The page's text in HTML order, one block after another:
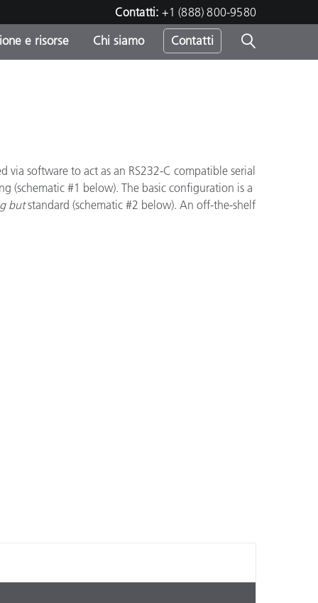
Contatti: +1 (888) 800-9580
e risorse Chi siamo Contatti
via software to act as an RS232-C compatible serial
(schematic #1 below). The basic configuration is a
butstandard (schematic #2 below). An off-the-shelf